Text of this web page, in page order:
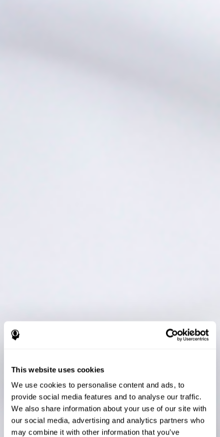
This website uses cookies
We use cookies to personalise content and ads, to
provide social media features and to analyse our traffic.
We also share information about your use of our site with
our social media, advertising and analytics partners who
may combine it with other information that you’ve